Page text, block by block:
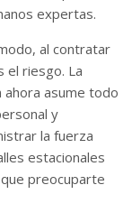
expertas.
al contratar
el riesgo. La
asume todo
y
la fuerza
estacionales
preocuparte